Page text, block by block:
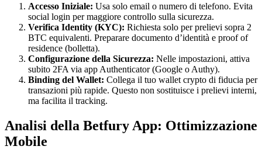
Accesso Iniziale: Usa solo email o numero di telefono. Evita
social login per maggiore controllo sulla sicurezza.
Verifica Identity (KYC): Richiesta solo per prelievi sopra 2
BTC equivalenti. Preparare documento d’identità e proof of
residence (bolletta).
Configurazione della Sicurezza: Nelle impostazioni, attiva
subito 2FA via app Authenticator (Google o Authy).
Binding del Wallet: Collega il tuo wallet crypto di fiducia per
transazioni più rapide. Questo non sostituisce i prelievi interni,
ma facilita il tracking.
Analisi della Betfury App: Ottimizzazione
Mobile